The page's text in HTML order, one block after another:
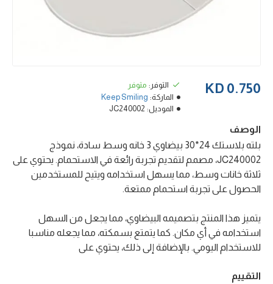
0.750 KD التوفر: متوفر
الماركة: Keep Smiling
الموديل: JC240002
الوصف
بلته بلاستك 24*30 بيضاوي 3 خانه وسط سادة، نموذج
JC240002، مصمم لتقديم تجربة رائعة في الاستحمام. يحتوي على
ثلاثة خانات وسط، مما يسهل استخدامه ويتيح للمستخدمين
الحصول على تجربة استحمام ممتعة.
يتميز هذا المنتج بتصميمه البيضاوي، مما يجعل من السهل
استخدامه في أي مكان. كما يتمتع بسمكته، مما يجعله مناسبا
للاستخدام اليومي. بالإضافة إلى ذلك، يحتوي على
التقييم